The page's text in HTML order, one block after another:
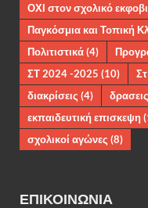
ΟΧΙ στον σχολικό
Παγκόσμια και Τοπική
Πολιτιστικά(4)
ΣΤ 2024 -2025 (10)
διακρίσεις (4) δρασεις
εκπαιδευτική επισκεψη
σχολικοί αγώνες (8)
ΕΠΙΚΟΙΝΩΝΊΑ